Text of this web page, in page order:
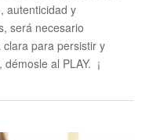
autenticidad y
será necesario
para persistir y
al PLAY. ¡